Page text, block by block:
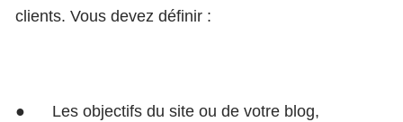
clients. Vous devez définir :
● Les objectifs du site ou de votre blog,